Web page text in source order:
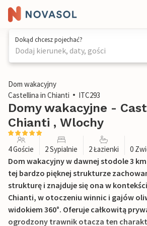
Dokąd chcesz pojechać?
Dodaj kierunek, daty, gości
1 / 26
Dom wakacyjny
Castellina in Chianti
ITC293
Domy wakacyjne -
Chianti , Wlochy
4 Goście 2 Sypialnie 2 Łazienki 0
Dom wakacyjny w dawnej stodole 3
tej bardzo pięknej strukturze
strukturę i znajduje się ona w
Chianti, w otoczeniu winnic i gajów
widokiem 360°. Oferuje całkowitą
ogrodzony trawnik otacza ten